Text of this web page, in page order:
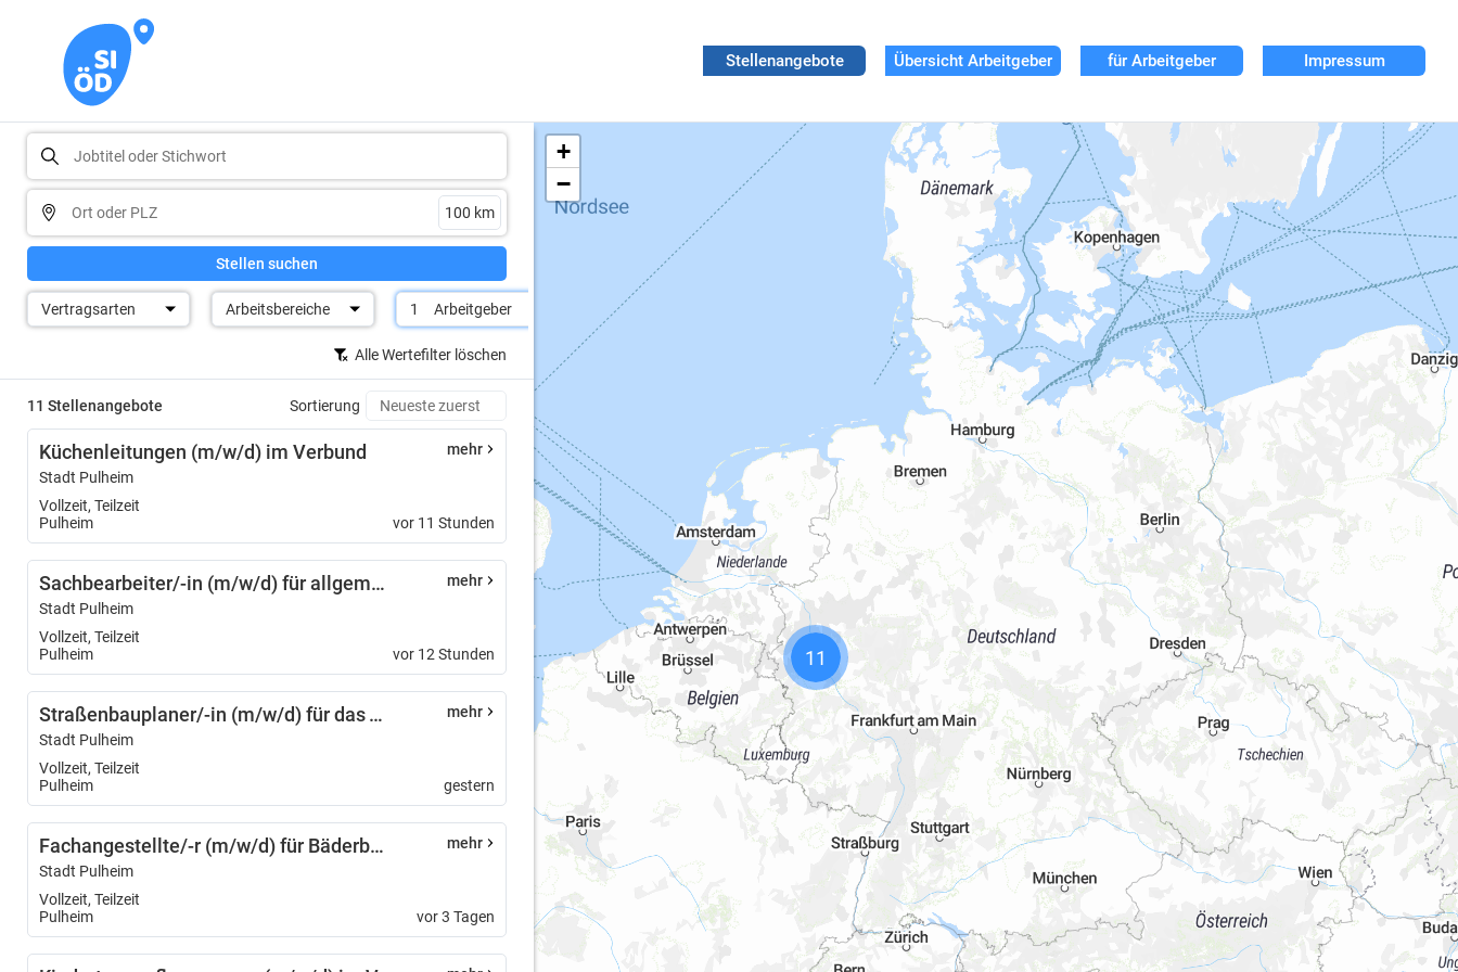
Stellenangebote Übersicht Arbeitgeber für Arbeitgeber Impressum
Stellen suchen
Vertragsarten Arbeitsbereiche 1 Arbeitgeber
Alle Wertefilter löschen
11 Stellenangebote Sortierung
Küchenleitungen (m/w/d) im Verbund
Stadt Pulheim
Vollzeit, Teilzeit
Pulheim
mehr
vor 11 Stunden
Sachbearbeiter/-in (m/w/d) für allgemeine Ordnungsangelegenheiten
Stadt Pulheim
Vollzeit, Teilzeit
Pulheim
mehr
vor 12 Stunden
Straßenbauplaner/-in (m/w/d) für das Tiefbauamt
Stadt Pulheim
Vollzeit, Teilzeit
Pulheim
mehr
gestern
Fachangestellte/-r (m/w/d) für Bäderbetriebe
Stadt Pulheim
Vollzeit, Teilzeit
Pulheim
mehr
vor 3 Tagen
11
+
−